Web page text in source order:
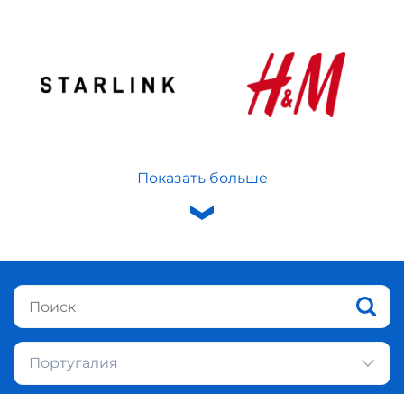
Показать больше
Португалия